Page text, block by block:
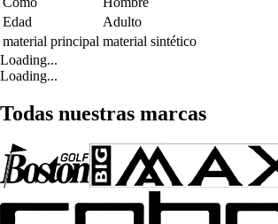
Edad
Adulto
material principal material sintético
Loading...
Loading...
Todas nuestras marcas